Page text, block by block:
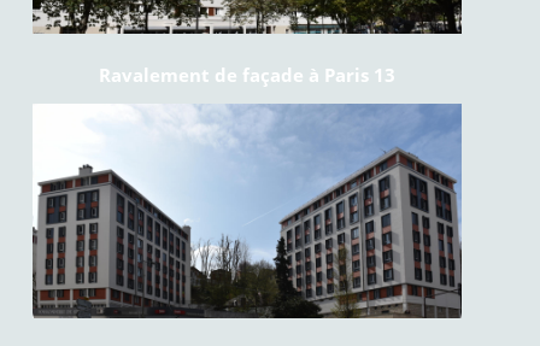
Ravalement de façade à Paris 13